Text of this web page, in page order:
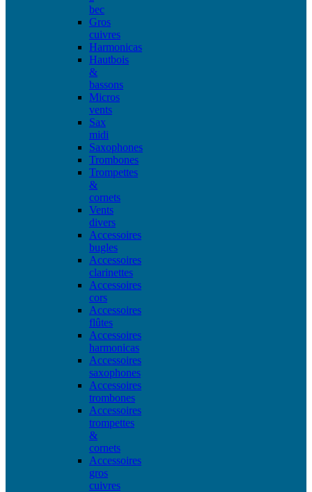
bec
Gros
cuivres
Harmonicas
Hautbois
&
bassons
Micros
vents
Sax
midi
Saxophones
Trombones
Trompettes
&
cornets
Vents
divers
Accessoires
bugles
Accessoires
clarinettes
Accessoires
cors
Accessoires
flûtes
Accessoires
harmonicas
Accessoires
saxophones
Accessoires
trombones
Accessoires
trompettes
&
cornets
Accessoires
gros
cuivres